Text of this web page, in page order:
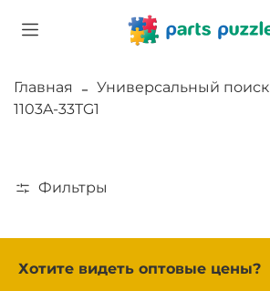
Главная Универсальный поиск
1103A-33TG1
Фильтры
Хотите видеть оптовые цены?